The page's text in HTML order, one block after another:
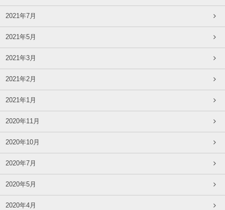
2021年7月
2021年5月
2021年3月
2021年2月
2021年1月
2020年11月
2020年10月
2020年7月
2020年5月
2020年4月